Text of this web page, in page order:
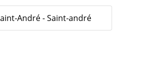
André - Saint-andré